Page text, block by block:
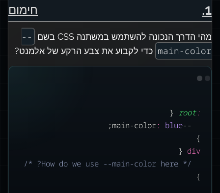
1
. חימום
מהי הדרך הנכונה להשתמש במשתנה CSS בשם
--
main-color כדי לקבוע את צבע הרקע של אלמנט?
:
root
{
--main-color
: blue
;
}
div
{
/* How do we use --main-color here? */
}